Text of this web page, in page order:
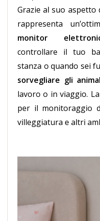
Grazie al suo aspetto
rappresenta
monitor
controllare il tuo
stanza o quando sei
sorvegliare gli
lavoro o in viaggio.
per il monitoraggio
villeggiatura e altri